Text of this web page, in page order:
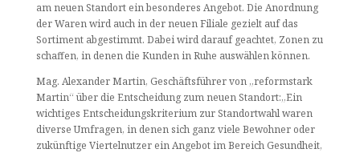
am neuen Standort ein besonderes Angebot. Die Anordnung
der Waren wird auch in der neuen Filiale gezielt auf das
Sortiment abgestimmt. Dabei wird darauf geachtet, Zonen zu
schaffen, in denen die Kunden in Ruhe auswählen können.
Mag. Alexander Martin, Geschäftsführer von „reformstark
Martin“ über die Entscheidung zum neuen Standort:„Ein
wichtiges Entscheidungskriterium zur Standortwahl waren
diverse Umfragen, in denen sich ganz viele Bewohner oder
zukünftige Viertelnutzer ein Angebot im Bereich Gesundheit,